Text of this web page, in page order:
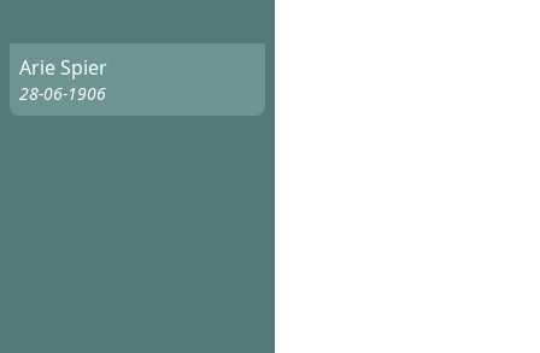
Arie Spier
28-06-1906